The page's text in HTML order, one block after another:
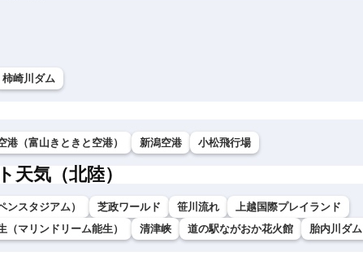
柿崎川ダム
港（富山きときと空港） 新潟空港 小松飛行場
天気（北陸）
ンスタジアム） 芝政ワールド 笹川流れ
上越国際プレイランド
（マリンドリーム能生） 清津峡 道の駅ながおか花火館 胎内川ダム